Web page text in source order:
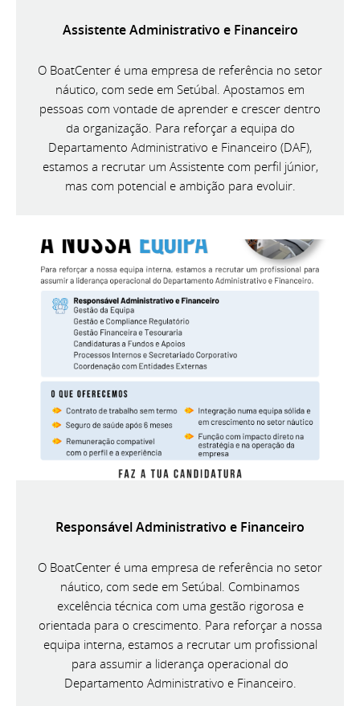
Assistente Administrativo e Financeiro
O BoatCenter é uma empresa de referência no setor
náutico, com sede em Setúbal. Apostamos em
pessoas com vontade de aprender e crescer dentro
da organização. Para reforçar a equipa do
Departamento Administrativo e Financeiro (DAF),
estamos a recrutar um Assistente com perfil júnior,
mas com potencial e ambição para evoluir.
Responsável Administrativo e Financeiro
O BoatCenter é uma empresa de referência no setor
náutico, com sede em Setúbal. Combinamos
excelência técnica com uma gestão rigorosa e
orientada para o crescimento. Para reforçar a nossa
equipa interna, estamos a recrutar um profissional
para assumir a liderança operacional do
Departamento Administrativo e Financeiro.